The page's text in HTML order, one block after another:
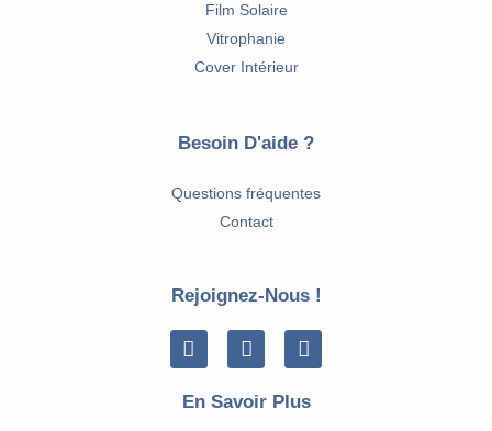
Film Solaire
Vitrophanie
Cover Intérieur
Besoin D'aide ?
Questions fréquentes
Contact
Rejoignez-Nous !
Facebook
LinkedinEnvelope
En Savoir Plus